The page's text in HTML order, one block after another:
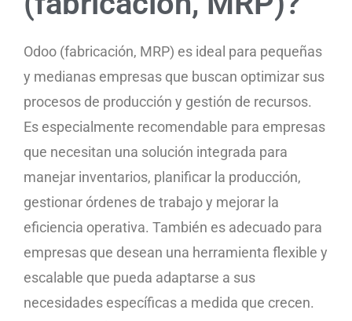
Odoo (fabricación, MRP) es ideal para pequeñas
y medianas empresas que buscan optimizar sus
procesos de producción y gestión de recursos.
Es especialmente recomendable para empresas
que necesitan una solución integrada para
manejar inventarios, planificar la producción,
gestionar órdenes de trabajo y mejorar la
eficiencia operativa. También es adecuado para
empresas que desean una herramienta flexible y
escalable que pueda adaptarse a sus
necesidades específicas a medida que crecen.